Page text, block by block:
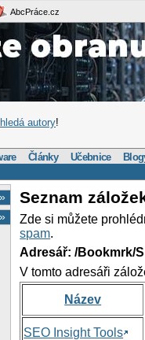
AbcPráce.cz
hledá autory!
Články Učebnice
Seznam
Zde si můžete
spam.
Adresář: /Bookmrk/
V tomto adresáři
Název
SEO Insight Tools